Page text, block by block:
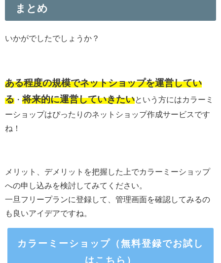
まとめ
いかがでしたでしょうか？
ある程度の規模でネットショップを運営してい
る ・将来的に運営していきたいという方にはカラーミ
ーショップはぴったりのネットショップ作成サービスです
ね！
メリット、デメリットを把握した上でカラーミーショップ
への申し込みを検討してみてください。
一旦フリープランに登録して、管理画面を確認してみるの
も良いアイデアですね。
カラーミーショップ（無料登録でお試し
はこちら）